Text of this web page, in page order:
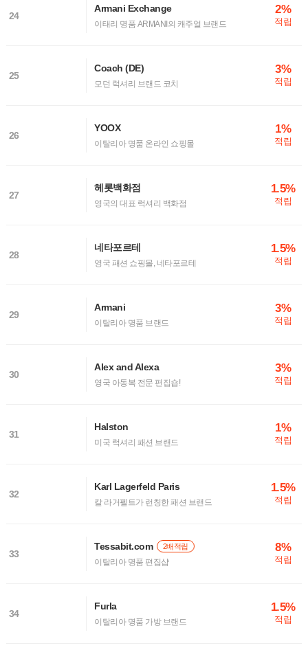
24
Armani Exchange 2%
적립
이태리 명품 ARMANI의 캐주얼 브랜드
25
Coach (DE) 3%
적립
모던 럭셔리 브랜드 코치
26
YOOX 1%
적립
이탈리아 명품 온라인 쇼핑몰
27
헤롯백화점 1.5%
적립
영국의 대표 럭셔리 백화점
28
네타포르테 1.5%
적립
영국 패션 쇼핑몰, 네타포르테
29
Armani 3%
적립
이탈리아 명품 브랜드
30
Alex and Alexa 3%
적립
영국 아동복 전문 편집숍!
31
Halston 1%
적립
미국 럭셔리 패션 브랜드
32
Karl Lagerfeld Paris 1.5%
적립
칼 라거펠트가 런칭한 패션 브랜드
33
Tessabit.com 8%
적립
2배적립
이탈리아 명품 편집샵
34
Furla 1.5%
적립
이탈리아 명품 가방 브랜드